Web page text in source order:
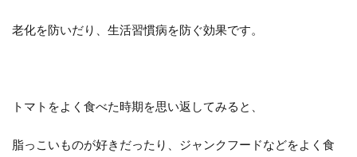
老化を防いだり、生活習慣病を防ぐ効果です。
トマトをよく食べた時期を思い返してみると、
脂っこいものが好きだったり、ジャンクフードなどをよく食